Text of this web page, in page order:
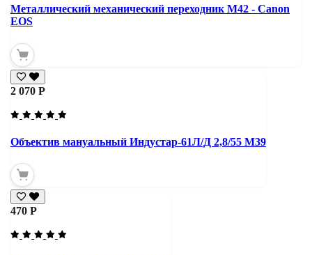
Металлический механический переходник M42 - Canon
EOS
2 070 Р
Объектив мануальный Индустар-61Л/Д 2,8/55 М39
470 Р